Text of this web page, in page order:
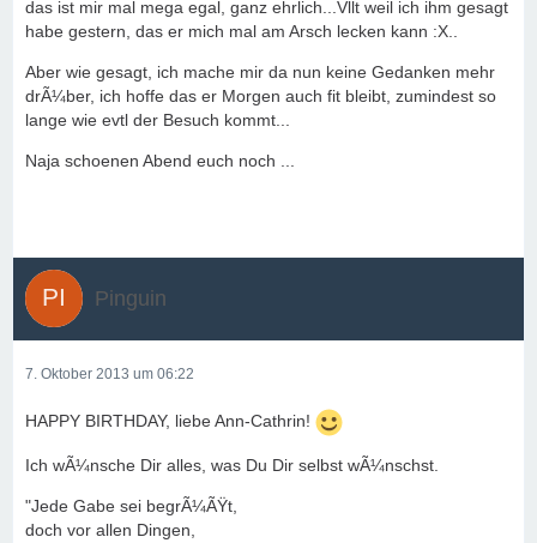
das ist mir mal mega egal, ganz ehrlich...Vllt weil ich ihm gesagt
habe gestern, das er mich mal am Arsch lecken kann :X..
Aber wie gesagt, ich mache mir da nun keine Gedanken mehr
drÃ¼ber, ich hoffe das er Morgen auch fit bleibt, zumindest so
lange wie evtl der Besuch kommt...
Naja schoenen Abend euch noch ...
Pinguin
7. Oktober 2013 um 06:22
HAPPY BIRTHDAY, liebe Ann-Cathrin!
Ich wÃ¼nsche Dir alles, was Du Dir selbst wÃ¼nschst.
"Jede Gabe sei begrÃ¼ÃŸt,
doch vor allen Dingen,